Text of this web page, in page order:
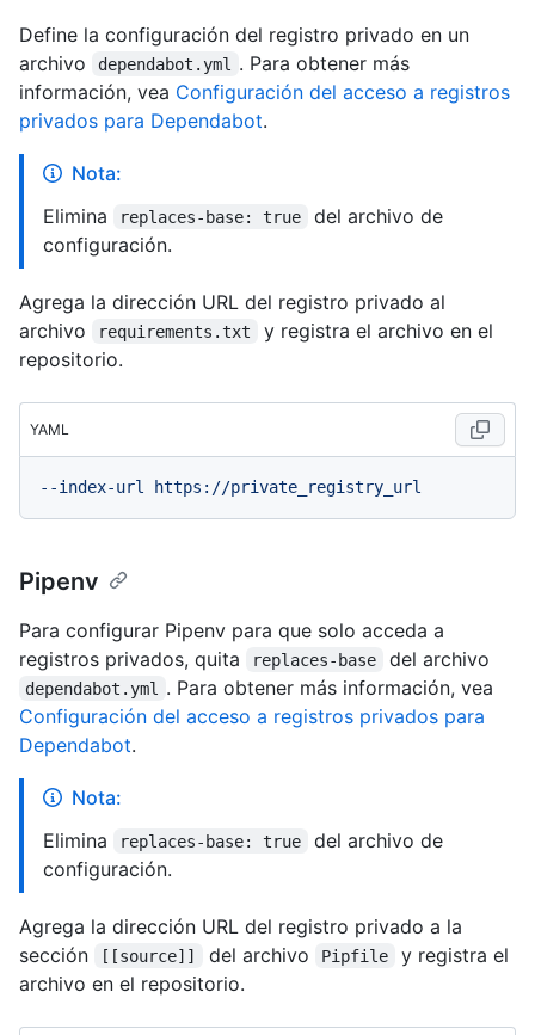
Define la configuración del registro privado en un
archivo
dependabot.yml
. Para obtener más
información, vea Configuración del acceso a registros
privados para Dependabot.
Nota:
Elimina
replaces-base: true
del archivo de
configuración.
Agrega la dirección URL del registro privado al
archivo
requirements.txt
y registra el archivo en el
repositorio.
YAML
--index-url https://private_registry_url
Pipenv
Para configurar Pipenv para que solo acceda a
registros privados, quita
replaces-base del archivo
dependabot.yml
. Para obtener más información, vea
Configuración del acceso a registros privados para
Dependabot.
Nota:
Elimina
replaces-base: true
del archivo de
configuración.
Agrega la dirección URL del registro privado a la
sección
[[source]] del archivo Pipfile
y registra el
archivo en el repositorio.